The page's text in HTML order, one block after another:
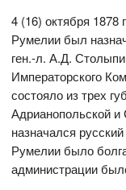
4 (16) октября 1878
Румелии был
ген.-л. А.Д.
Императорского
состояло из трех
Адрианопольской и
назначался
Румелии было
администрации